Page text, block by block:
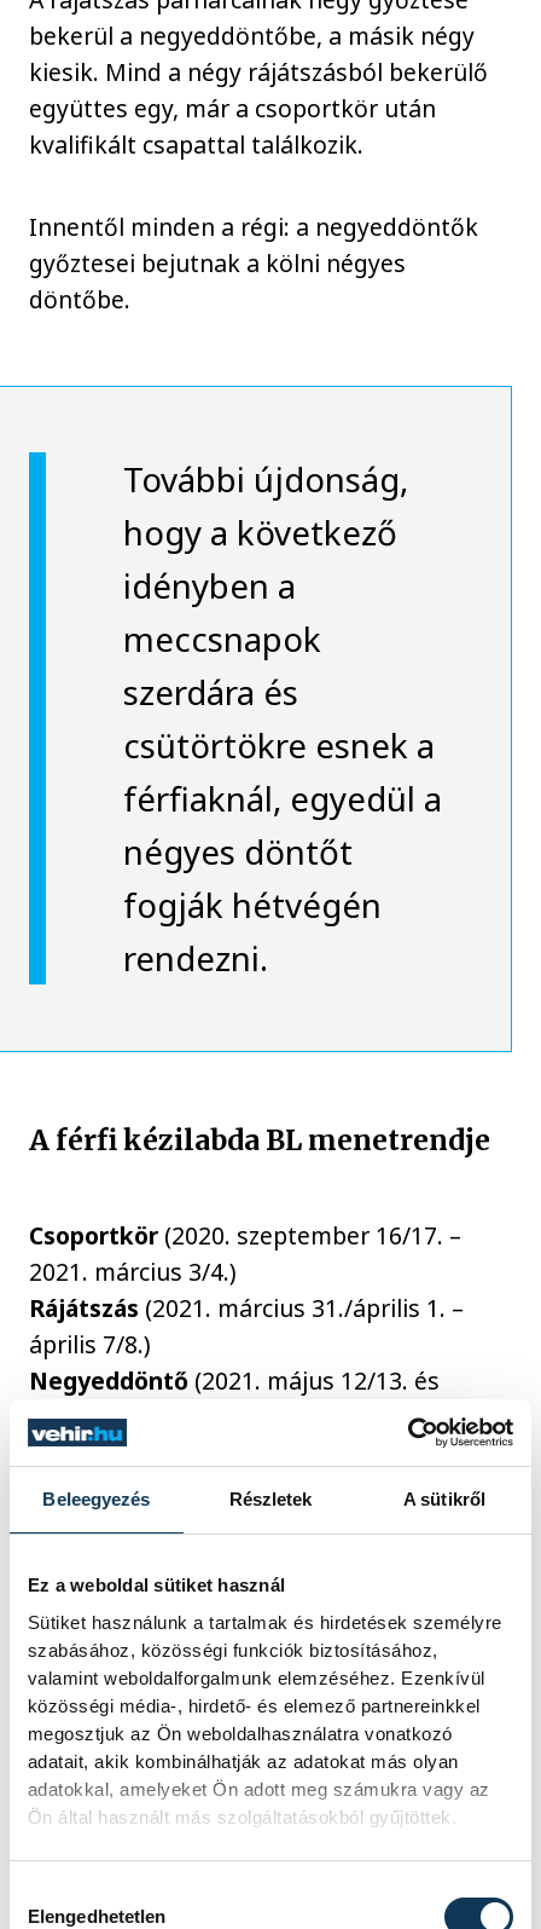
Beleegyezés Részletek A sütikről
Ez a weboldal sütiket használ
Sütiket használunk a tartalmak és hirdetések személyre
szabásához, közösségi funkciók biztosításához,
valamint weboldalforgalmunk elemzéséhez. Ezenkívül
közösségi média-, hirdető- és elemező partnereinkkel
megosztjuk az Ön weboldalhasználatra vonatkozó
adatait, akik kombinálhatják az adatokat más olyan
adatokkal, amelyeket Ön adott meg számukra vagy az
Ön által használt más szolgáltatásokból gyűjtöttek.
Elengedhetetlen
bekerül a negyeddöntőbe, a másik négy
kiesik. Mind a négy rájátszásból bekerülő
együttes egy, már a csoportkör után
kvalifikált csapattal találkozik.
Innentől minden a régi: a negyeddöntők
győztesei bejutnak a kölni négyes
döntőbe.
További újdonság,
hogy a következő
idényben a
meccsnapok
szerdára és
csütörtökre esnek a
férfiaknál, egyedül a
négyes döntőt
fogják hétvégén
rendezni.
A férfi kézilabda BL menetrendje
Csoportkör (2020. szeptember 16/17. –
2021. március 3/4.)
Rájátszás (2021. március 31./április 1. –
április 7/8.)
Negyeddöntő (2021. május 12/13. és
19/20.)
Négyes döntő
One Veszprém HC
férfi kézilabda BL
EHF
vehir.hu
FOTÓS
Tál
Dominik